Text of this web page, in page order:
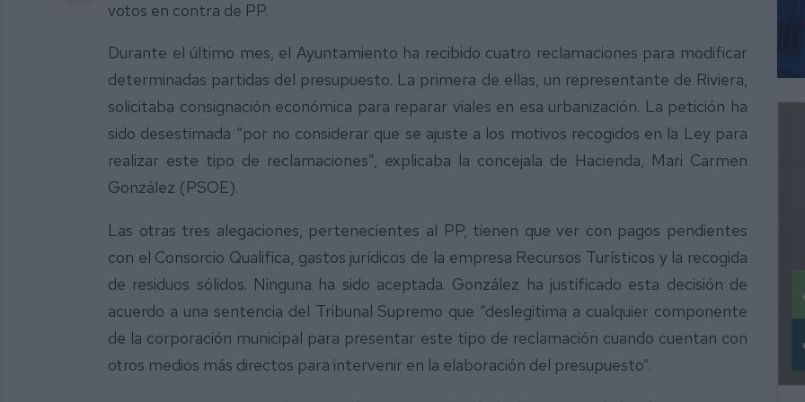
votos en contra de PP.
Durante el último mes, el Ayuntamiento ha recibido cuatro reclamaciones para modificar
determinadas partidas del presupuesto. La primera de ellas, un representante de Riviera,
solicitaba consignación económica para reparar viales en esa urbanización. La petición ha
sido desestimada “por no considerar que se ajuste a los motivos recogidos en la Ley para
realizar este tipo de reclamaciones”, explicaba la concejala de Hacienda, Mari Carmen
González (PSOE).
Las otras tres alegaciones, pertenecientes al PP, tienen que ver con pagos pendientes
con el Consorcio Qualifica, gastos jurídicos de la empresa Recursos Turísticos y la recogida
de residuos sólidos. Ninguna ha sido aceptada. González ha justificado esta decisión de
acuerdo a una sentencia del Tribunal Supremo que “deslegitima a cualquier componente
de la corporación municipal para presentar este tipo de reclamación cuando cuentan con
otros medios más directos para intervenir en la elaboración del presupuesto”.